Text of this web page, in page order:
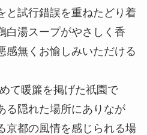
と試行錯誤を重ねたどり着
白湯スープがやさしく香
感無くお愉しみいただける
て暖簾を掲げた祇園で
る隠れた場所にありなが
京都の風情を感じられる場